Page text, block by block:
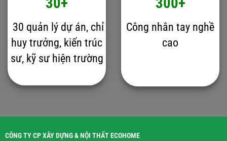
30 quản lý dự án, chỉ
huy trưởng, kiến trúc
sư, kỹ sư hiện trường
Công nhân tay nghề
cao
CÔNG TY CP XÂY DỰNG & NỘI THẤT ECOHOME